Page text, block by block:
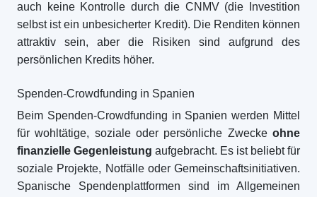
auch keine Kontrolle durch die CNMV (die Investition
selbst ist ein unbesicherter Kredit). Die Renditen können
attraktiv sein, aber die Risiken sind aufgrund des
persönlichen Kredits höher.
Spenden-Crowdfunding in Spanien
Beim Spenden-Crowdfunding in Spanien werden Mittel
für wohltätige, soziale oder persönliche Zwecke ohne
finanzielle Gegenleistung aufgebracht. Es ist beliebt für
soziale Projekte, Notfälle oder Gemeinschaftsinitiativen.
Spanische Spendenplattformen sind im Allgemeinen